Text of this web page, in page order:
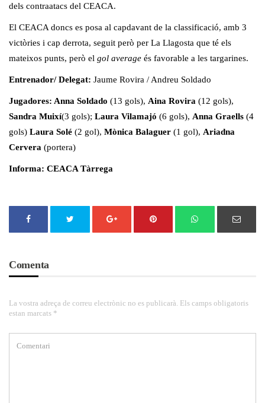
dels contraatacs del CEACA.
El CEACA doncs es posa al capdavant de la classificació, amb 3
victòries i cap derrota, seguit però per La Llagosta que té els
mateixos punts, però el gol average és favorable a les targarines.
Entrenador/ Delegat: Jaume Rovira / Andreu Soldado
Jugadores: Anna Soldado (13 gols), Aina Rovira (12 gols),
Sandra Muixí(3 gols); Laura Vilamajó (6 gols), Anna Graells (4
gols) Laura Solé (2 gol), Mònica Balaguer (1 gol), Ariadna
Cervera (portera)
Informa: CEACA Tàrrega
Comenta
La vostra adreça de correu electrònic no es publicarà. Els camps obligatoris
estan marcats *